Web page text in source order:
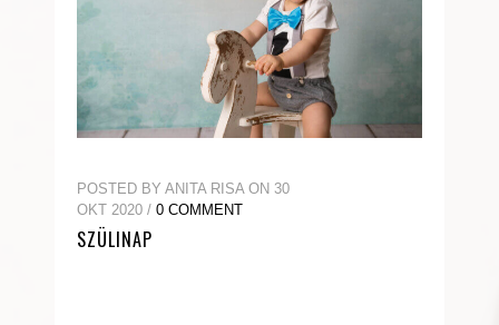
POSTED BY ANITA RISA ON 30
OKT 2020 / 0 COMMENT
SZÜLINAP